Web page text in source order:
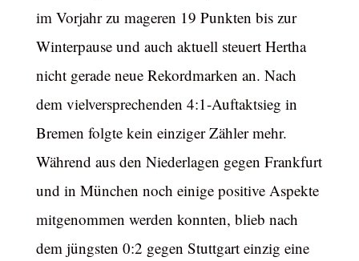
im Vorjahr zu mageren 19 Punkten bis zur
Winterpause und auch aktuell steuert Hertha
nicht gerade neue Rekordmarken an. Nach
dem vielversprechenden 4:1-Auftaktsieg in
Bremen folgte kein einziger Zähler mehr.
Während aus den Niederlagen gegen Frankfurt
und in München noch einige positive Aspekte
mitgenommen werden konnten, blieb nach
dem jüngsten 0:2 gegen Stuttgart einzig eine